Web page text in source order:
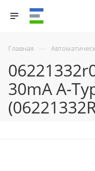
Главная —
30mA A-